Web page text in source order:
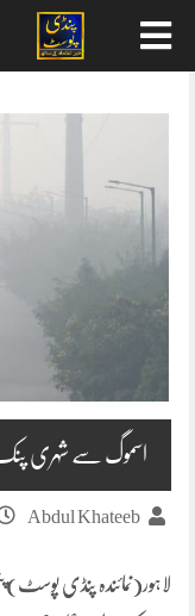
content
اسموگ سے شہری پنک
Abdul Khateeb
لاہور(نمائندہ پنڈی